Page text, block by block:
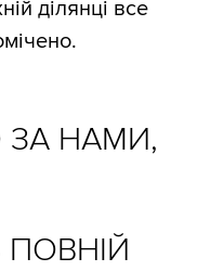
ділянці все
НАМИ,